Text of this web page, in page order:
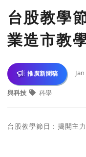
台股教學
業造市教
推廣新聞稿
與科技 科學
台股教學節目：揭開主